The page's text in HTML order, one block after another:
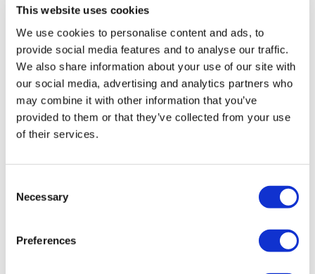
This website uses cookies
We use cookies to personalise content and ads, to
provide social media features and to analyse our traffic.
We also share information about your use of our site with
our social media, advertising and analytics partners who
may combine it with other information that you’ve
provided to them or that they’ve collected from your use
of their services.
Selection
Necessary
Preferences
registrierten Reiseagentur der Gruppe A (Zertifikatsnummer:
12276).
Alle Behandlungen werden von einer im
Gesundheitstourismus zertifizierten Gesundheitseinrichtung
durchgeführt.
Über uns
Wie es Funktioniert
Vor-Op Leitfaden
Autoren & Gutachter
Blog
Stornierungsrichtlinie
Kontaktiere uns